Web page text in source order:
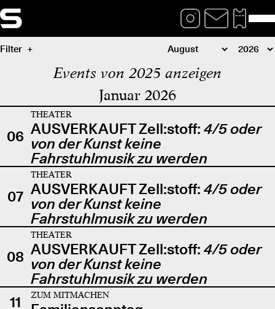
Filter
Events von 2025 anzeigen
Januar 2026
06
THEATER
AUSVERKAUFT Zell:stoff: 4/5 oder
von der Kunst keine
Fahrstuhlmusik zu werden
07
THEATER
AUSVERKAUFT Zell:stoff: 4/5 oder
von der Kunst keine
Fahrstuhlmusik zu werden
08
THEATER
AUSVERKAUFT Zell:stoff: 4/5 oder
von der Kunst keine
Fahrstuhlmusik zu werden
11
ZUM MITMACHEN